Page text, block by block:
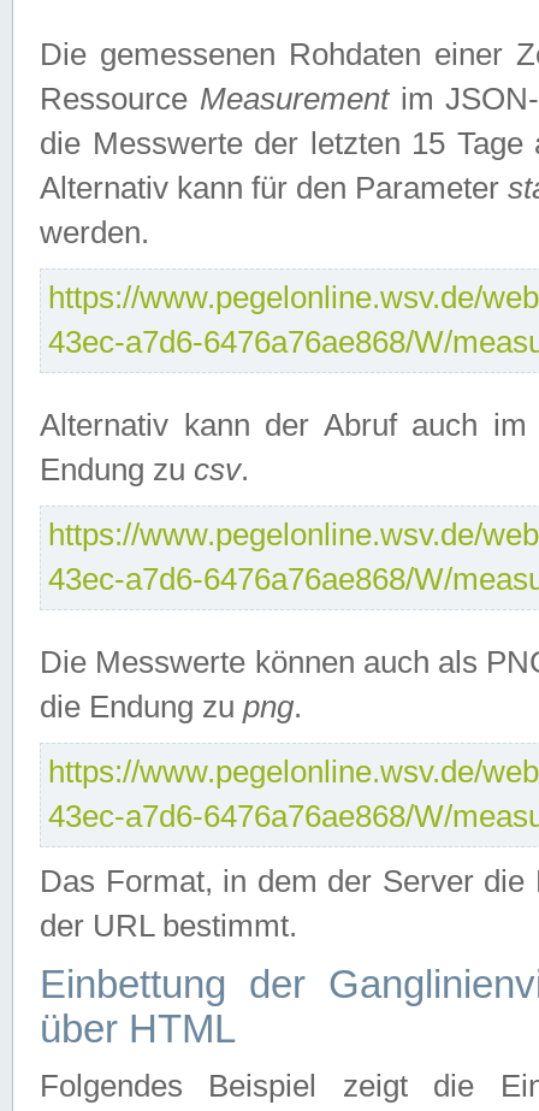
Die gemessenen Rohdaten einer
Ressource Measurementim JSON-
die Messwerte der letzten 15
Alternativ kann für den Parameter
werden.
https://www.pegelonline.wsv.de/
43ec-a7d6-6476a76ae868/W/
Alternativ kann der Abruf auch
Endung zu csv.
https://www.pegelonline.wsv.de/
43ec-a7d6-6476a76ae868/W/
Die Messwerte können auch als
die Endung zu png.
https://www.pegelonline.wsv.de/
43ec-a7d6-6476a76ae868/W/
Das Format, in dem der Server
der URL bestimmt.
Einbettung der
über HTML
Folgendes Beispiel zeigt die